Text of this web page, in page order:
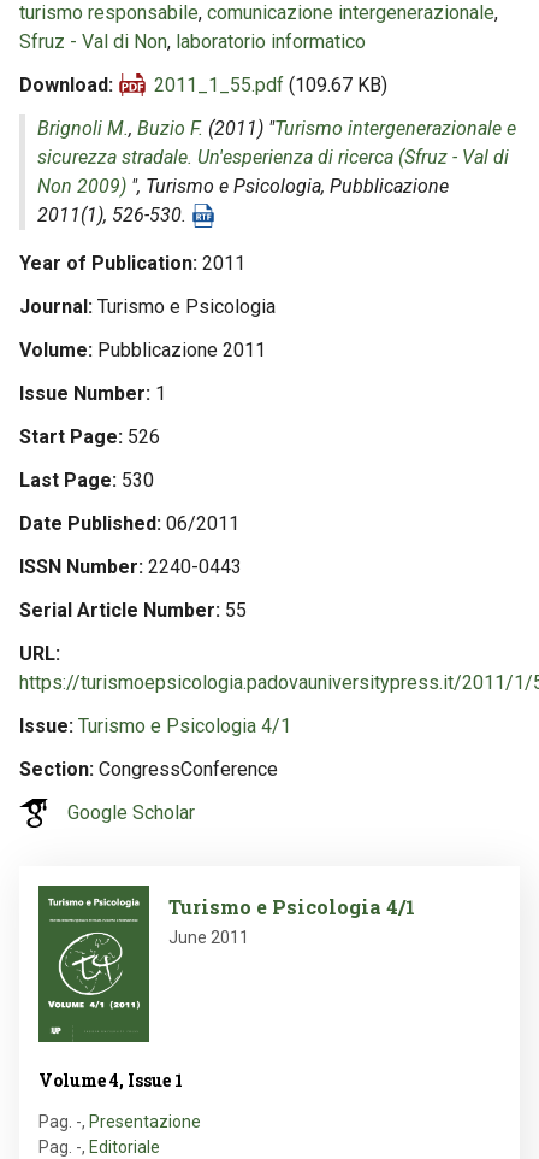
turismo responsabile, comunicazione intergenerazionale,
Sfruz - Val di Non, laboratorio informatico
Download
2011_1_55.pdf (109.67 KB)
Brignoli M., Buzio F. (2011) "Turismo intergenerazionale e
sicurezza stradale. Un'esperienza di ricerca (Sfruz - Val di
Non 2009) ", Turismo e Psicologia, Pubblicazione
2011(1), 526-530.
Year of Publication 2011
Journal Turismo e Psicologia
Volume Pubblicazione 2011
Issue Number 1
Start Page 526
Last Page 530
Date Published 06/2011
ISSN Number 2240-0443
Serial Article Number 55
URL
https://turismoepsicologia.padovauniversitypress.it/2011/1/
Issue Turismo e Psicologia 4/1
Section CongressConference
Google Scholar
Image
Turismo e Psicologia 4/1
June 2011
Volume 4, Issue 1
Pag. -, Presentazione
Pag. -, Editoriale